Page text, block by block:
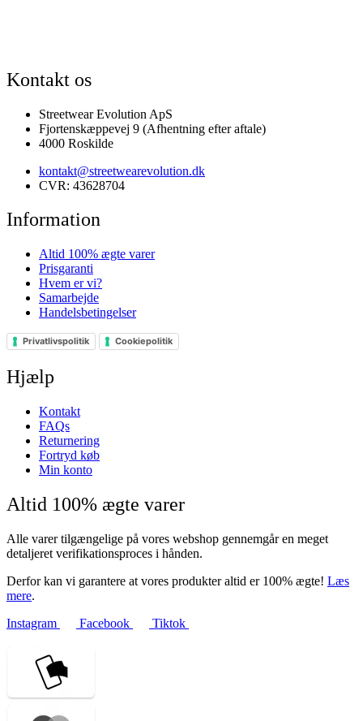
Kontakt os
Streetwear Evolution ApS
Fjortenskæppevej 9 (Afhentning efter aftale)
4000 Roskilde
kontakt@streetwearevolution.dk
CVR: 43628704
Information
Altid 100% ægte varer
Prisgaranti
Hvem er vi?
Samarbejde
Handelsbetingelser
Privatlivspolitik Cookiepolitik
Hjælp
Kontakt
FAQs
Returnering
Fortryd køb
Min konto
Altid 100% ægte varer
Alle varer tilgængelige på vores webshop gennemgår en meget
detaljeret verifikationsproces i hånden.
Derfor kan vi garantere at vores produkter altid er 100% ægte! Læs
mere.
Instagram
Facebook Tiktok